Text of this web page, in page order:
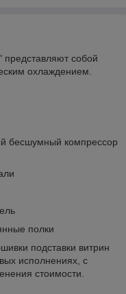
собой
охлаждением.
бесшумный компрессор
полки
подставки витрин
исполнениях, с
стоимости.